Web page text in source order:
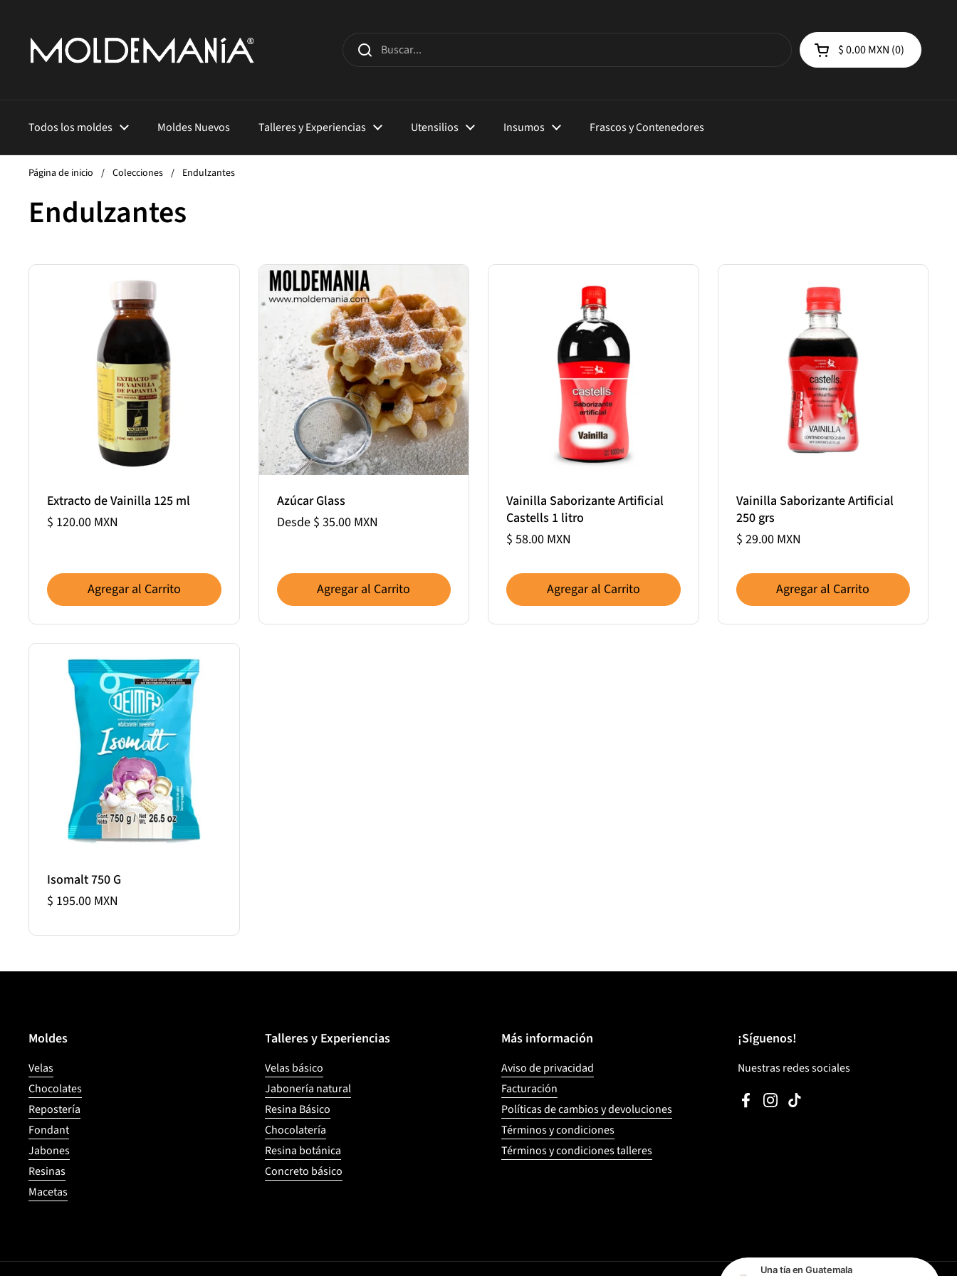
Abrir carrito de compra
$ 0.00 MXN 0
Todos los moldes Moldes Nuevos Talleres y Experiencias Utensilios Insumos Frascos y Contenedores
Página de inicio / Colecciones / Endulzantes
Endulzantes
Extracto de Vainilla 125 ml
$ 120.00 MXN
Agregar al Carrito
Azúcar Glass
Desde $ 35.00 MXN
Agregar al Carrito
Vainilla Saborizante Artificial
Castells 1 litro
$ 58.00 MXN
Agregar al Carrito
Vainilla Saborizante Artificial
250 grs
$ 29.00 MXN
Agregar al Carrito
Isomalt 750 G
$ 195.00 MXN
Moldes
Velas
Chocolates
Repostería
Fondant
Jabones
Resinas
Macetas
Talleres y Experiencias
Velas básico
Jabonería natural
Resina Básico
Chocolatería
Resina botánica
Concreto básico
Más información
Aviso de privacidad
Facturación
Políticas de cambios y devoluciones
Términos y condiciones
Términos y condiciones talleres
¡Síguenos!
Nuestras redes sociales
Facebook
Instagram
TikTok